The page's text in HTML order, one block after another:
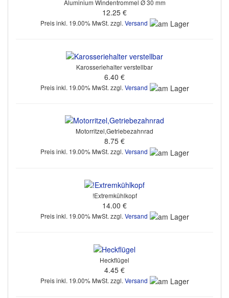
Aluminium Windentrommel Ø 30 mm
12.25 €
Preis inkl. 19.00% MwSt. zzgl. Versand
Karosseriehalter verstellbar
6.40 €
Preis inkl. 19.00% MwSt. zzgl. Versand
Motorritzel,Getriebezahnrad
8.75 €
Preis inkl. 19.00% MwSt. zzgl. Versand
!Extremkühlkopf
14.00 €
Preis inkl. 19.00% MwSt. zzgl. Versand
Heckflügel
4.45 €
Preis inkl. 19.00% MwSt. zzgl. Versand